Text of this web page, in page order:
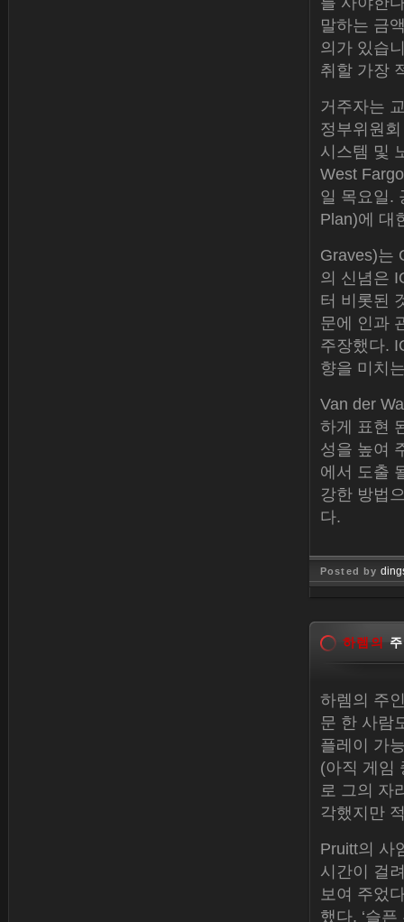
말하는 금
의가 있습
취할 가장
거주자는
정부위원
시스템 및
West
일 목요일.
Plan)에 대
Graves)는
의 신념은
터 비롯된
문에 인과
주장했다.
향을 미치
Van der
하게 표현
성을 높여
에서 도출
강한 방법
다.
Posted by
하렘의
하렘의 주
문 한 사람
플레이 가
(아직 게임
로 그의 자
각했지만
Pruitt의 사
시간이 걸
보여 주었
했다. ‘슬